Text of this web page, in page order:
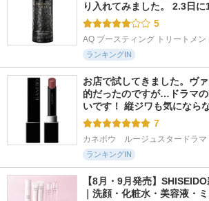
り入れてみました。 2.3日
5
AQ ブースティング トリートメン
ランキングIN
お店で試してきました。ヴ
的だったのですが…ドラマ
いです！ 縦ジワも気になら
7
カネボウ　ルージュスタードラマ
ランキングIN
【8月・9月発売】
｜洗顔・化粧水・美容液・